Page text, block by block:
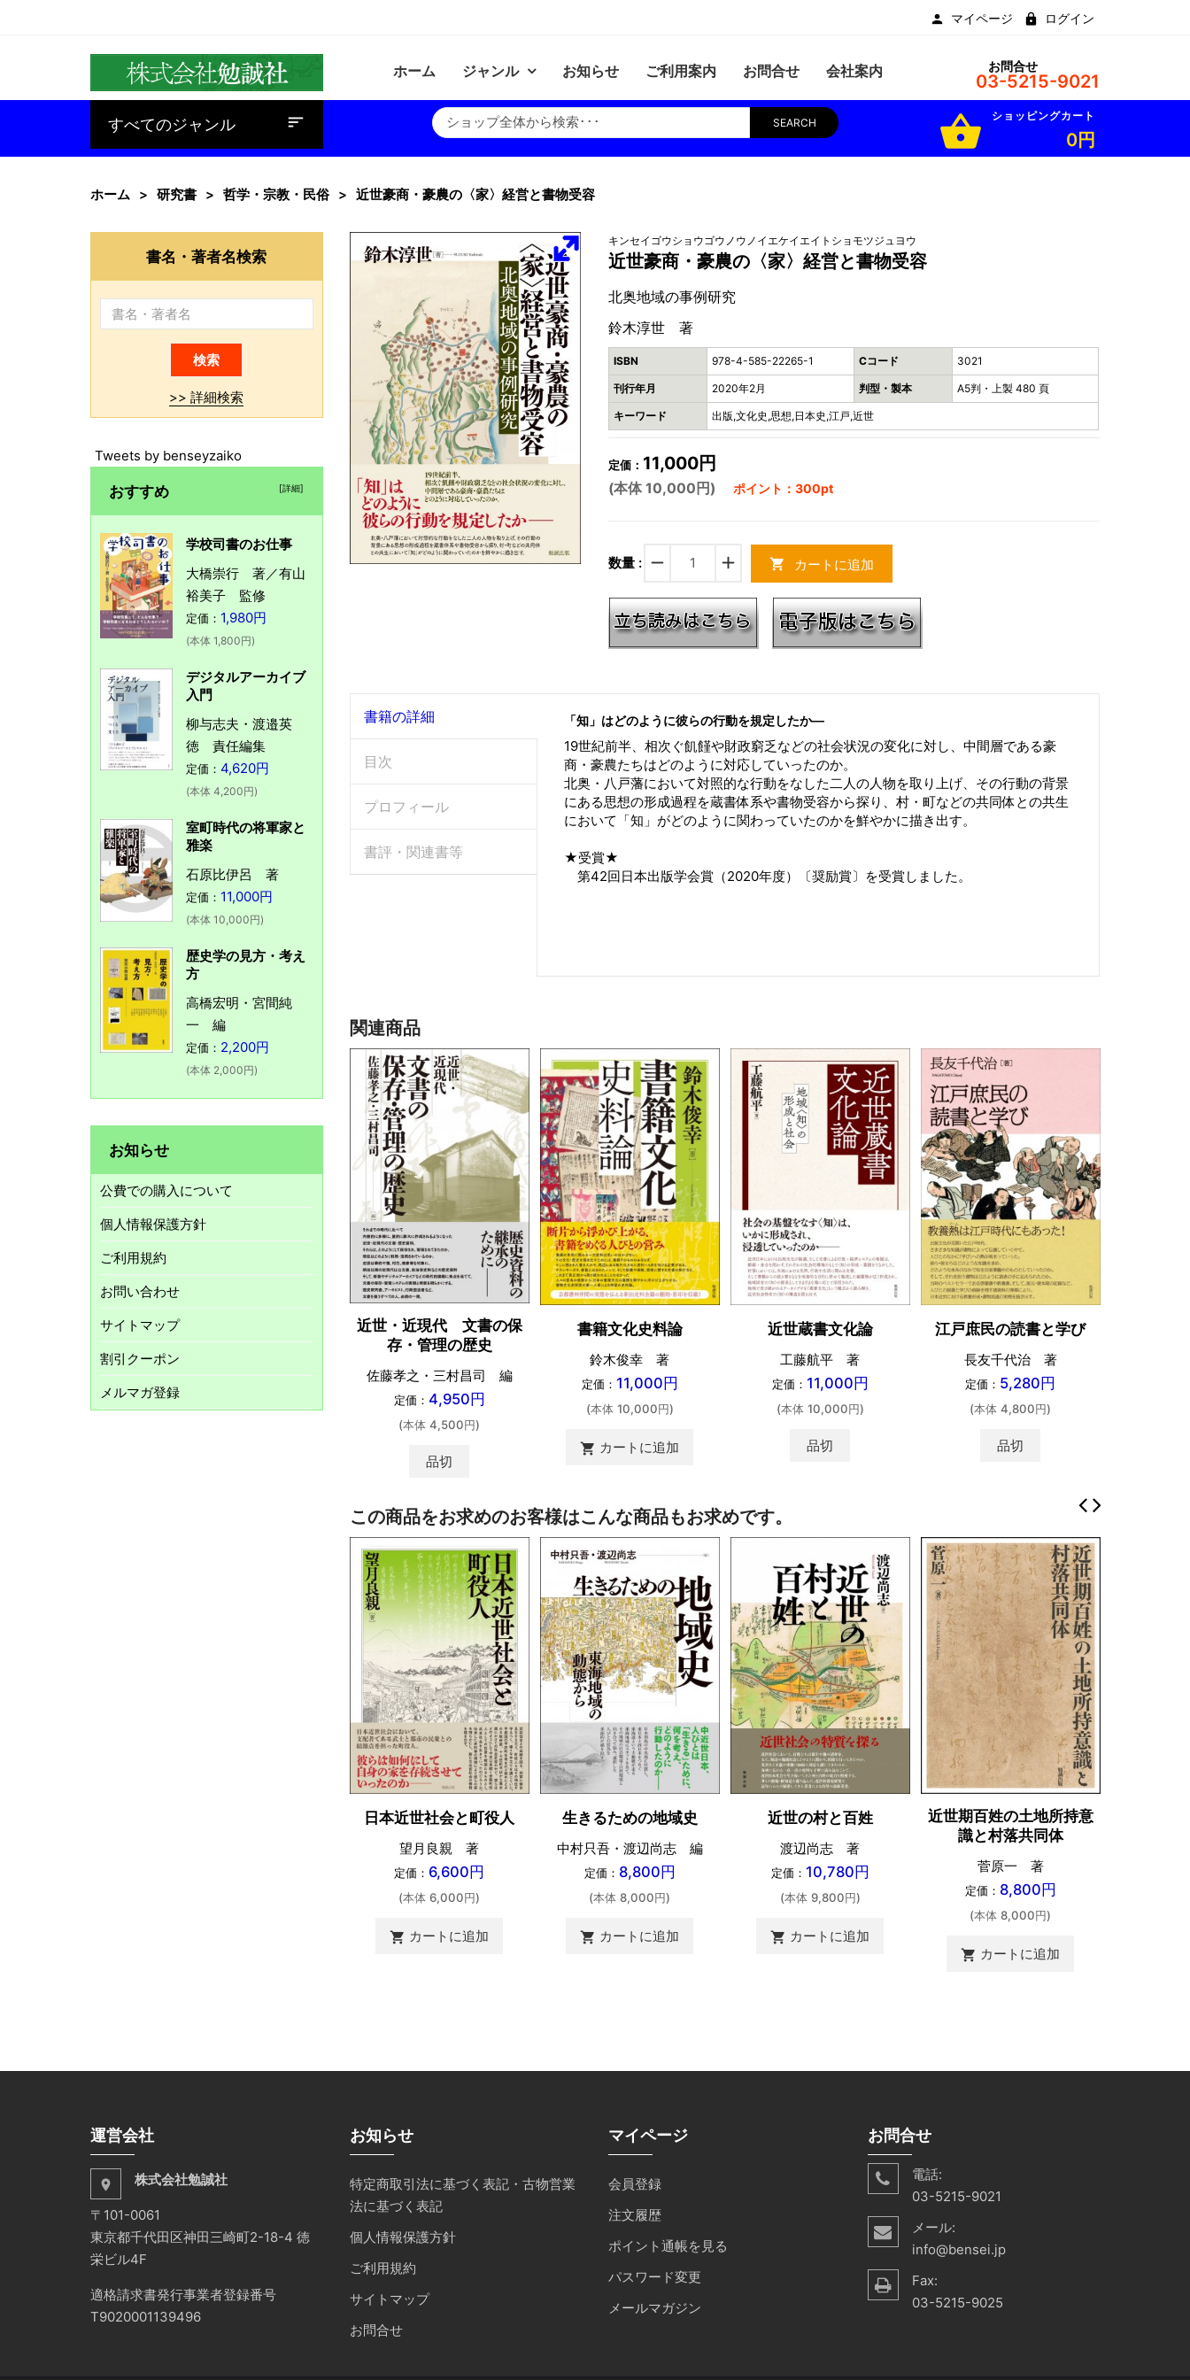
マイページ ログイン
ホーム ジャンル お知らせ ご利用案内 お問合せ 会社案内 お問合せ
03-5215-9021
すべてのジャンル
baseline_sort SEARCH shopping_basket ショッピングカート
0円
ホーム 研究書 哲学・宗教・民俗 近世豪商・豪農の〈家〉経営と書物受容
キンセイゴウショウゴウノウノイエケイエイトショモツジュヨウ
近世豪商・豪農の〈家〉経営と書物受容
北奥地域の事例研究
鈴木淳世 著
ISBN 978-4-585-22265-1 Cコード 3021
刊行年月 2020年2月 判型・製本 A5判・上製 480 頁
キーワード 出版,文化史,思想,日本史,江戸,近世
定価： 11,000円
(本体 10,000円) ポイント：300pt
数量 : remove add shopping_cart カートに追加
書籍の詳細
目次
プロフィール
書評・関連書等
「知」はどのように彼らの行動を規定したか―
19世紀前半、相次ぐ飢饉や財政窮乏などの社会状況の変化に対し、中間層である豪
商・豪農たちはどのように対応していったのか。
北奥・八戸藩において対照的な行動をなした二人の人物を取り上げ、その行動の背景
にある思想の形成過程を蔵書体系や書物受容から探り、村・町などの共同体との共生
において「知」がどのように関わっていたのかを鮮やかに描き出す。
★受賞★
第42回日本出版学会賞（2020年度）〔奨励賞〕を受賞しました。
関連商品
近世・近現代 文書の保
存・管理の歴史
佐藤孝之・三村昌司 編
定価： 4,950円
(本体 4,500円)
品切
書籍文化史料論
鈴木俊幸 著
定価： 11,000円
(本体 10,000円)
shopping_cart カートに追加
近世蔵書文化論
工藤航平 著
定価： 11,000円
(本体 10,000円)
品切
江戸庶民の読書と学び
長友千代治 著
定価： 5,280円
(本体 4,800円)
品切
この商品をお求めのお客様はこんな商品もお求めです。
日本近世社会と町役人
望月良親 著
定価： 6,600円
(本体 6,000円)
shopping_cart カートに追加
生きるための地域史
中村只吾・渡辺尚志 編
定価： 8,800円
(本体 8,000円)
shopping_cart カートに追加
近世の村と百姓
渡辺尚志 著
定価： 10,780円
(本体 9,800円)
shopping_cart カートに追加
近世期百姓の土地所持意
識と村落共同体
菅原一 著
定価： 8,800円
(本体 8,000円)
shopping_cart カートに追加
書名・著者名検索
>> 詳細検索
Tweets by benseyzaiko
おすすめ [詳細]
学校司書のお仕事
大橋崇行 著／有山
裕美子 監修
定価： 1,980円
(本体 1,800円)
デジタルアーカイブ
入門
柳与志夫・渡邉英
徳 責任編集
定価： 4,620円
(本体 4,200円)
室町時代の将軍家と
雅楽
石原比伊呂 著
定価： 11,000円
(本体 10,000円)
歴史学の見方・考え
方
高橋宏明・宮間純
一 編
定価： 2,200円
(本体 2,000円)
お知らせ
公費での購入について
個人情報保護方針
ご利用規約
お問い合わせ
サイトマップ
割引クーポン
メルマガ登録
運営会社
place 株式会社勉誠社
〒101-0061
東京都千代田区神田三崎町2-18-4 徳
栄ビル4F
適格請求書発行事業者登録番号
T9020001139496
お知らせ
特定商取引法に基づく表記・古物営業
法に基づく表記
個人情報保護方針
ご利用規約
サイトマップ
お問合せ
マイページ
会員登録
注文履歴
ポイント通帳を見る
パスワード変更
メールマガジン
お問合せ
電話:
03-5215-9021
メール:
info@bensei.jp
Fax:
03-5215-9025